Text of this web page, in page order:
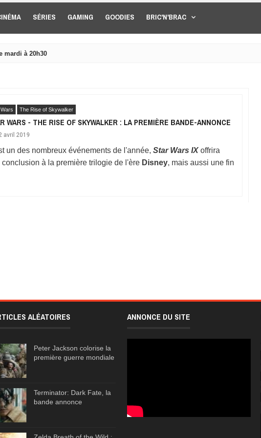
SÉRIES GAMING GOODIES BRIC'N'BRAC
mardi à 20h30
The Rise of Skywalker
WARS - THE RISE OF SKYWALKER : LA PREMIÈRE BANDE-ANNONCE
avril 2019
un des nombreux événements de l'année, Star Wars IXoffrira
conclusion à la première trilogie de l'ère Disney, mais aussi une fin
ALÉATOIRES
Peter Jackson colorise la
première guerre mondiale
Terminator: Dark Fate, la
bande annonce
ANNONCE DU SITE